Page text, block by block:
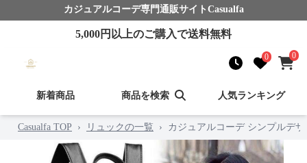
カジュアルコーデ専門通販サイト Casualfa
5,000円以上のご購入で送料無料
0 0
新着商品 商品を検索 人気ランキング
Casualfa TOP › リュックの一覧 › カジュアルコーデ シンプルデ